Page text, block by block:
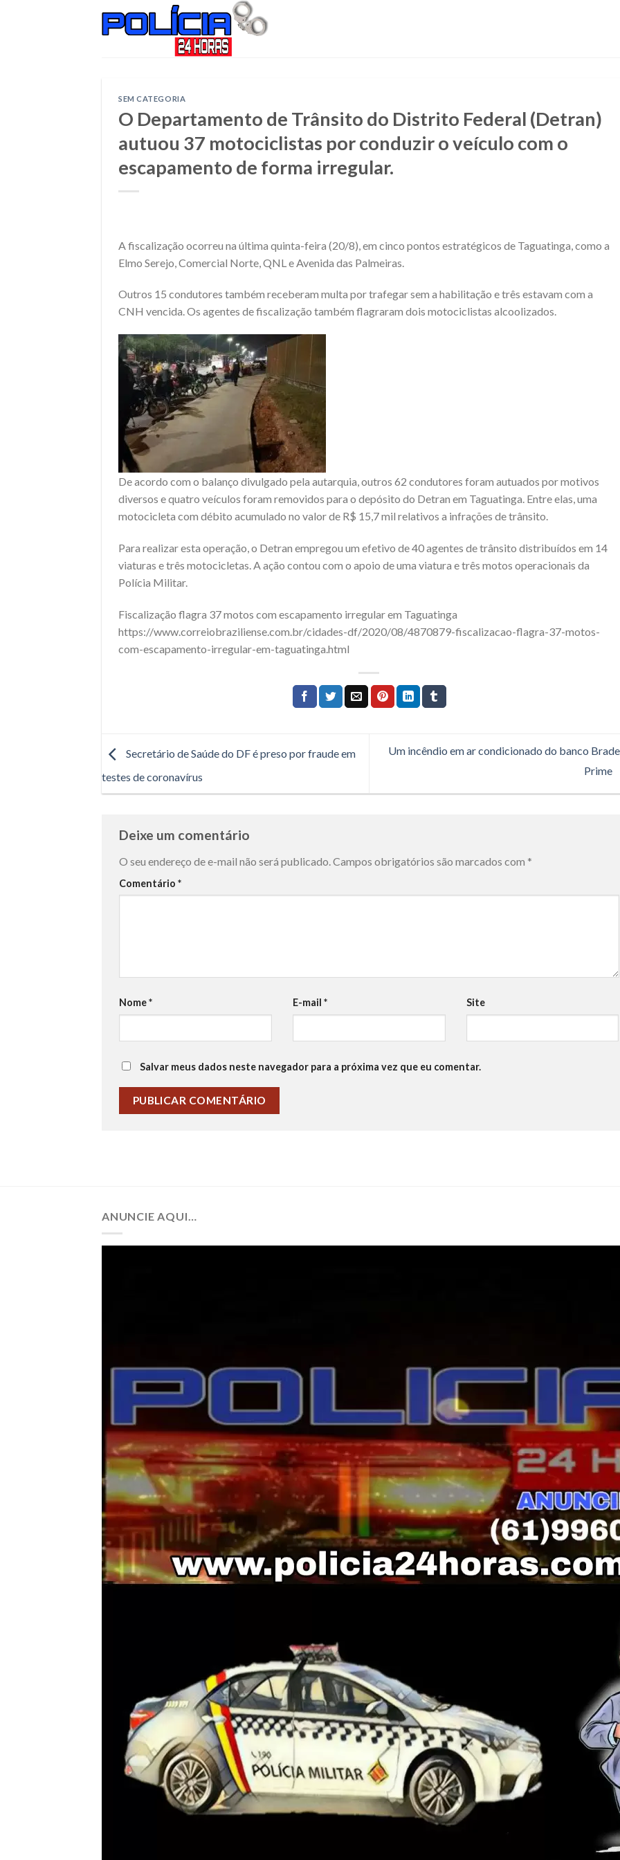
SEM CATEGORIA
O Departamento de Trânsito do Distrito Federal (Detran)
autuou 37 motociclistas por conduzir o veículo com o
escapamento de forma irregular.
A fiscalização ocorreu na última quinta-feira (20/8), em cinco pontos estratégicos de Taguatinga, como a
Elmo Serejo, Comercial Norte, QNL e Avenida das Palmeiras.
Outros 15 condutores também receberam multa por trafegar sem a habilitação e três estavam com a
CNH vencida. Os agentes de fiscalização também flagraram dois motociclistas alcoolizados.
De acordo com o balanço divulgado pela autarquia, outros 62 condutores foram autuados por motivos
diversos e quatro veículos foram removidos para o depósito do Detran em Taguatinga. Entre elas, uma
motocicleta com débito acumulado no valor de R$ 15,7 mil relativos a infrações de trânsito.
Para realizar esta operação, o Detran empregou um efetivo de 40 agentes de trânsito distribuídos em 14
viaturas e três motocicletas. A ação contou com o apoio de uma viatura e três motos operacionais da
Polícia Militar.
Fiscalização flagra 37 motos com escapamento irregular em Taguatinga
https://www.correiobraziliense.com.br/cidades-df/2020/08/4870879-fiscalizacao-flagra-37-motos-
com-escapamento-irregular-em-taguatinga.html
Secretário de Saúde do DF é preso por fraude em
testes de coronavírus
Um incêndio em ar condicionado do banco
Prime
Deixe um comentário
O seu endereço de e-mail não será publicado. Campos obrigatórios são marcados com *
Comentário *
Nome* E-mail * Site
Salvar meus dados neste navegador para a próxima vez que eu comentar.
ANUNCIE AQUI…